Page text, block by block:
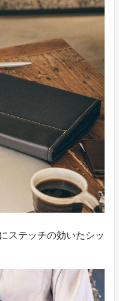
ステッチの効いたシッ